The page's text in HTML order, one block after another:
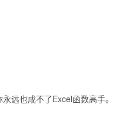
远也成不了Excel函数高手。